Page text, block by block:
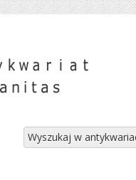
Wyszukaj w